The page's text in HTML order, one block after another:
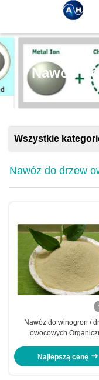
Nawóz
Wszystkie
Nawóz do drzew
Nawóz do winogron /
owocowych
minerały
Najlepszą cenę